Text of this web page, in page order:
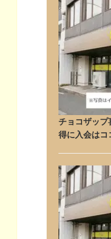
チョコザップ
得に入会はコ